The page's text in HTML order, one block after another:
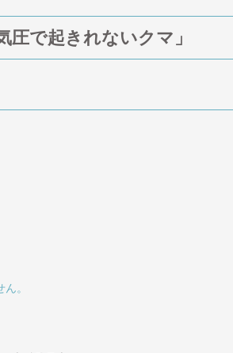
圧で起きれないクマ」
。